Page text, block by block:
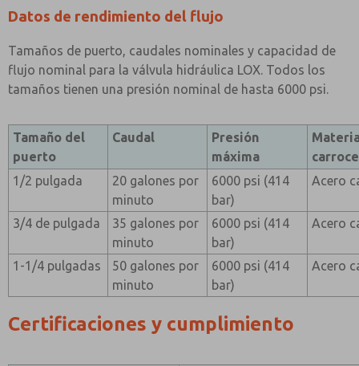
Datos de rendimiento del flujo
Tamaños de puerto, caudales nominales y capacidad de
flujo nominal para la válvula hidráulica LOX. Todos los
tamaños tienen una presión nominal de hasta 6000 psi.
Tamaño del
puerto
Caudal
Presión
máxima
1/2 pulgada
20 galones por
minuto
6000 psi (414
bar)
Acero
3/4 de pulgada
35 galones por
minuto
6000 psi (414
bar)
Acero
1-1/4 pulgadas
50 galones por
minuto
6000 psi (414
bar)
Acero
Certificaciones y cumplimiento